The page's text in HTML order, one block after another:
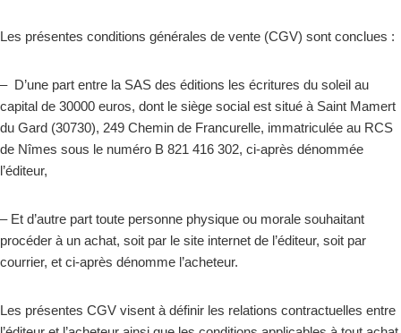
Les présentes conditions générales de vente (CGV) sont conclues :
– D’une part entre la SAS des éditions les écritures du soleil au
capital de 30000 euros, dont le siège social est situé à Saint Mamert
du Gard (30730), 249 Chemin de Francurelle, immatriculée au RCS
de Nîmes sous le numéro B 821 416 302, ci-après dénommée
l’éditeur,
– Et d’autre part toute personne physique ou morale souhaitant
procéder à un achat, soit par le site internet de l’éditeur, soit par
courrier, et ci-après dénomme l’acheteur.
Les présentes CGV visent à définir les relations contractuelles entre